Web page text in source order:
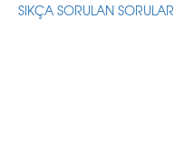
SIKÇA SORULAN SORULAR